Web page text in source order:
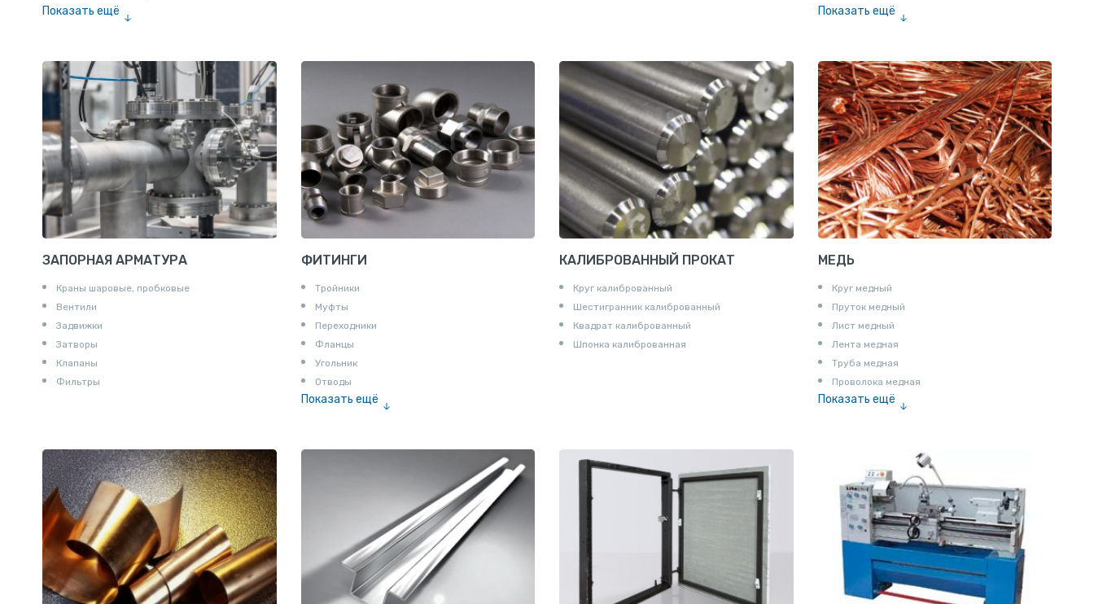
Показать ещё Показать ещё
Шина электротехническая
Алюминиевая плита
Z профиль алюминиевый
Т профиль алюминиевый
Пруток квадратный алюминиевый
Полоса алюминиевая
Пруток шестигранный алюминиевый
ЗАПОРНАЯ АРМАТУРА
Краны шаровые, пробковые
Вентили
Задвижки
Затворы
Клапаны
Фильтры
ФИТИНГИ
Тройники
Муфты
Переходники
Фланцы
Угольник
Отводы
Показать ещё
Удлинители для труб
Крестовины
Контргайки
КАЛИБРОВАННЫЙ ПРОКАТ
Круг калиброванный
Шестигранник калиброванный
Квадрат калиброванный
Шпонка калиброванная
МЕДЬ
Круг медный
Пруток медный
Лист медный
Лента медная
Труба медная
Проволока медная
Показать ещё